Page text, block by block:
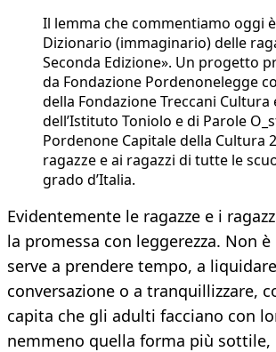
Il lemma che commentiamo oggi
Dizionario (immaginario) delle
Seconda Edizione». Un progetto
da Fondazione Pordenonelegge
della Fondazione Treccani
dell’Istituto Toniolo e di Parole
Pordenone Capitale della Cultura
ragazze e ai ragazzi di tutte le
grado d’Italia.
Evidentemente le ragazze e i
la promessa con leggerezza. Non
serve a prendere tempo, a
conversazione o a tranquillizzare,
capita che gli adulti facciano con
nemmeno quella forma più